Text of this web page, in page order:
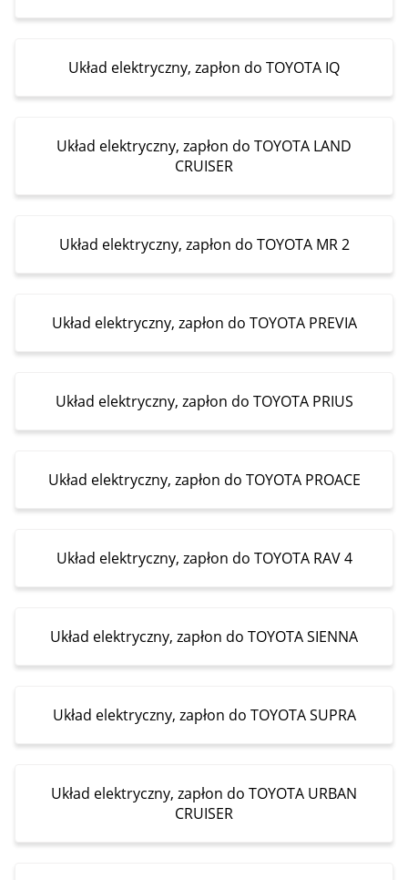
Układ elektryczny, zapłon do TOYOTA IQ
Układ elektryczny, zapłon do TOYOTA LAND
CRUISER
Układ elektryczny, zapłon do TOYOTA MR 2
Układ elektryczny, zapłon do TOYOTA PREVIA
Układ elektryczny, zapłon do TOYOTA PRIUS
Układ elektryczny, zapłon do TOYOTA PROACE
Układ elektryczny, zapłon do TOYOTA RAV 4
Układ elektryczny, zapłon do TOYOTA SIENNA
Układ elektryczny, zapłon do TOYOTA SUPRA
Układ elektryczny, zapłon do TOYOTA URBAN
CRUISER